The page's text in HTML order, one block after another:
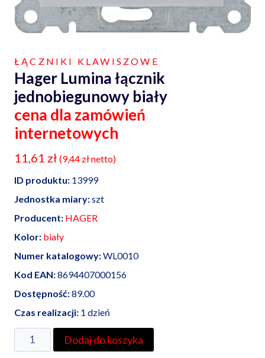
ŁĄCZNIKI KLAWISZOWE
Hager Lumina łącznik
jednobiegunowy biały
cena dla zamówień
internetowych
11,61 zł (9,44 złnetto)
ID produktu: 13999
Jednostka miary:szt
Producent: HAGER
Kolor: biały
Numer katalogowy:WL0010
Kod EAN:8694407000156
Dostępność:89.00
Czas realizacji: 1 dzień
ilość
Hager
Dodaj do koszyka